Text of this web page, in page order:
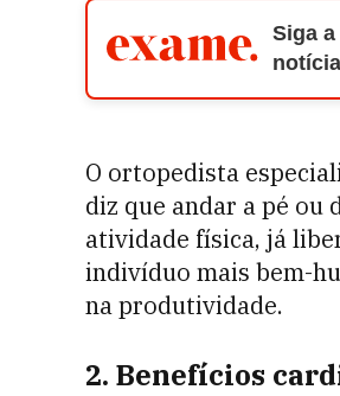
Siga
O ortopedista
diz que andar a pé ou
atividade física, já
indivíduo mais bem-
na produtividade.
2. Benefícios